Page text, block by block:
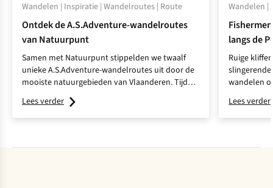
Wandelen | Inspiratie | Wandelroutes | Route
Ontdek de A.S.Adventure-wandelroutes
van Natuurpunt
Samen met Natuurpunt stippelden we twaalf
unieke A.S.Adventure-wandelroutes uit door de
mooiste natuurgebieden van Vlaanderen. Tijd
voor een ontdekkingstocht in eigen streek!
Lees verder
Wandelen |
langs de
Ruige
wandelen
Onze
een ander
dezelfde
Lees verder